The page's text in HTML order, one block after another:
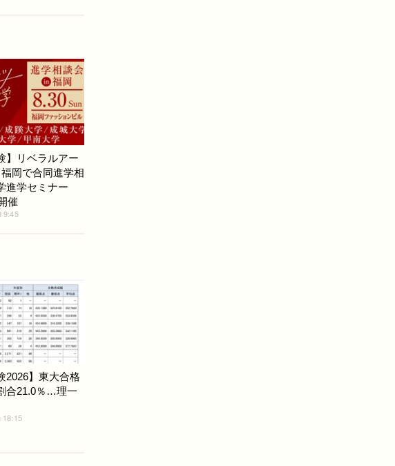
】リベラルアー
岡で合同進学相
進学セミナー
催
9:45
2026】東大合格
合21.0％…理一
18:15